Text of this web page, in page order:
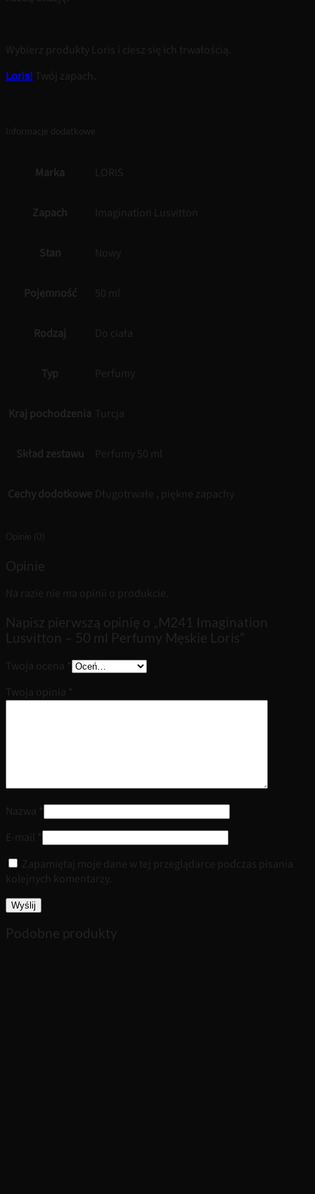
Wybierz produkty Loris i ciesz się ich trwałością.
Loris! Twój zapach.
Informacje dodatkowe
Marka LORIS
Zapach Imagination Lusvitton
Stan Nowy
Pojemność 50 ml
Rodzaj Do ciała
Typ Perfumy
Kraj pochodzenia Turcja
Skład zestawu Perfumy 50 ml
Cechy dodotkowe Długotrwałe , piękne zapachy
Opinie (0)
Opinie
Na razie nie ma opinii o produkcie.
Napisz pierwszą opinię o „M241 Imagination
Lusvitton – 50 ml Perfumy Męskie Loris”
Twoja ocena
Twoja opinia
Nazwa
E-mail
Zapamiętaj moje dane w tej przeglądarce podczas pisania
kolejnych komentarzy.
Podobne produkty